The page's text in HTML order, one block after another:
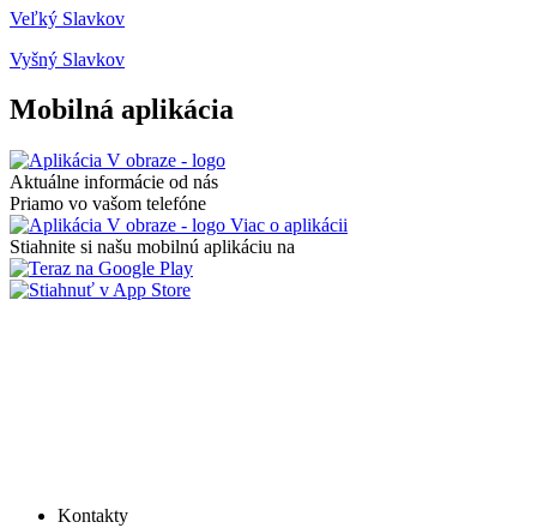
Veľký Slavkov
Vyšný Slavkov
Mobilná aplikácia
Aktuálne informácie od nás
Priamo vo vašom telefóne
Viac o aplikácii
Stiahnite si našu mobilnú aplikáciu na
Kontakty